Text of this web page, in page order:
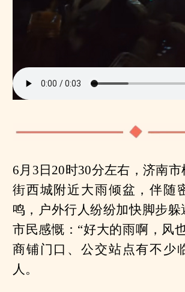
6月3日20时30分左右，济南
街西城附近大雨倾盆，伴随
鸣，户外行人纷纷加快脚步
市民感慨：“好大的雨啊，风
商铺门口、公交站点有不少
人。